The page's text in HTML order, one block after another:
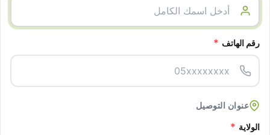
رقم الهاتف *
عنوان التوصيل
الولاية *